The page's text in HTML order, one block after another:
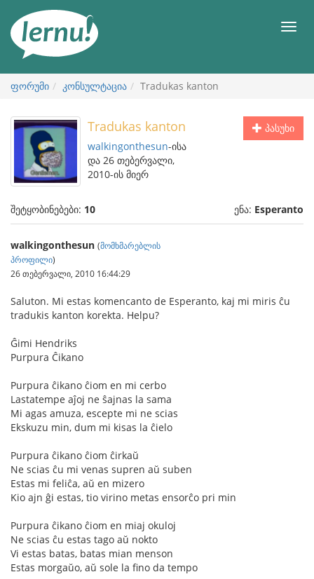
ნახვა
მენიუ
ფორუმი კონსულტაცია Tradukas kanton
პასუხი
Tradukas kanton
walkingonthesun-ისა
და 26 თებერვალი,
2010-ის მიერ
შეტყობინებები: 10 ენა: Esperanto
walkingonthesun (მომხმარებლის
პროფილი)
26 თებერვალი, 2010 16:44:29
Saluton. Mi estas komencanto de Esperanto, kaj mi miris ĉu
tradukis kanton korekta. Helpu?
Ĝimi Hendriks
Purpura Ĉikano
Purpura ĉikano ĉiom en mi cerbo
Lastatempe aĵoj ne ŝajnas la sama
Mi agas amuza, escepte mi ne scias
Ekskuzu min, dum mi kisas la ĉielo
Purpura ĉikano ĉiom ĉirkaŭ
Ne scias ĉu mi venas supren aŭ suben
Estas mi feliĉa, aŭ en mizero
Kio ajn ĝi estas, tio virino metas ensorĉo pri min
Purpura ĉikano ĉiom en miaj okuloj
Ne scias ĉu estas tago aŭ nokto
Vi estas batas, batas mian menson
Estas morgaŭo, aŭ sole la fino da tempo